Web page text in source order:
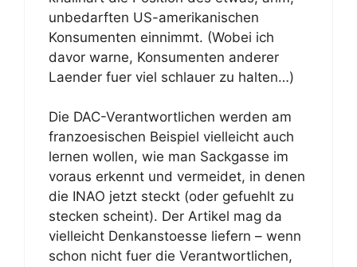
unbedarften US-amerikanischen
Konsumenten einnimmt. (Wobei ich
davor warne, Konsumenten anderer
Laender fuer viel schlauer zu halten…)
Die DAC-Verantwortlichen werden am
franzoesischen Beispiel vielleicht auch
lernen wollen, wie man Sackgasse im
voraus erkennt und vermeidet, in denen
die INAO jetzt steckt (oder gefuehlt zu
stecken scheint). Der Artikel mag da
vielleicht Denkanstoesse liefern – wenn
schon nicht fuer die Verantwortlichen,